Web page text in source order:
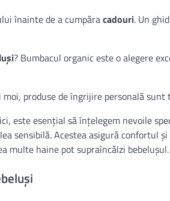
înainte de a cumpăracadouri. Un
? Bumbacul organic este o alegere
produse de îngrijire personală sunt
este esențial să înțelegem nevoile
sensibilă. Acestea asigură confortul
multe haine pot supraîncălzi bebelușul.